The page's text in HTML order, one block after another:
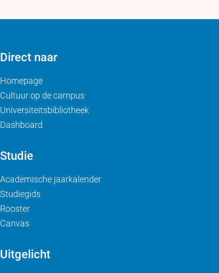
Direct naar
Homepage
Cultuur op de campus
Universiteitsbibliotheek
Dashboard
Studie
Academische jaarkalender
Studiegids
Rooster
Canvas
Uitgelicht